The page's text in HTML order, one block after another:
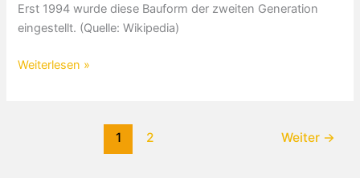
Erst 1994 wurde diese Bauform der zweiten Generation
eingestellt. (Quelle: Wikipedia)
MAN
Weiterlesen »
1 2 Weiter →